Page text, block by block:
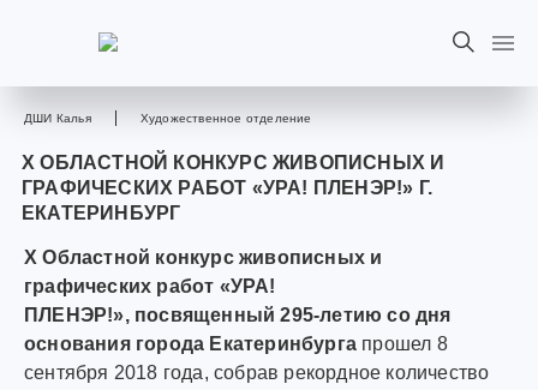
ДШИ Калья Художественное отделение
Х ОБЛАСТНОЙ КОНКУРС ЖИВОПИСНЫХ И
ГРАФИЧЕСКИХ РАБОТ «УРА! ПЛЕНЭР!» Г.
ЕКАТЕРИНБУРГ
X Областной конкурс живописных и
графических работ «УРА!
ПЛЕНЭР!», посвященный 295-летию со дня
основания города Екатеринбурга прошел 8
сентября 2018 года, собрав рекордное количество